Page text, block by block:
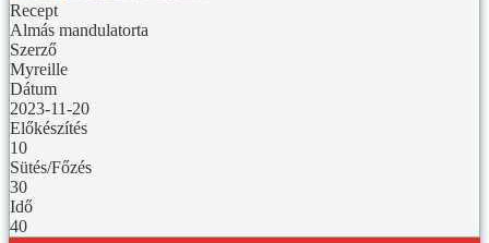
Recept
Almás mandulatorta
Szerző
Myreille
Dátum
2023-11-20
Előkészítés
10
Sütés/Főzés
30
Idő
40